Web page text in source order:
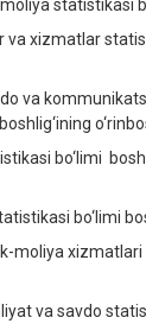
statistikasi
xizmatlar
va
bo‘limi
bo‘limi
xizmatlari
va savdo